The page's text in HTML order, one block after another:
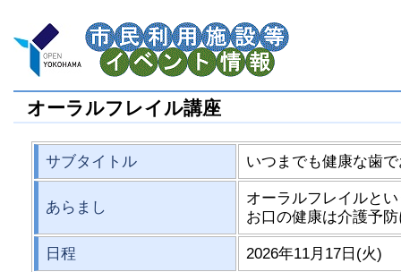
オーラルフレイル講座
サブタイトル いつまでも健康な歯
あらまし
オーラルフレイルと
お口の健康は介護予
日程 2026年11月17日(火)